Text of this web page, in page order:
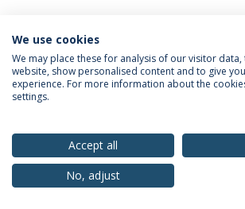
Política de Privacidade
Termos &
Direitos do Titular dos
© 2026 Universidade Católica
We use cookies
We may place these for analysis of our visitor
website, show personalised content and to give
experience. For more information about the
settings.
Accept all
No, adjust